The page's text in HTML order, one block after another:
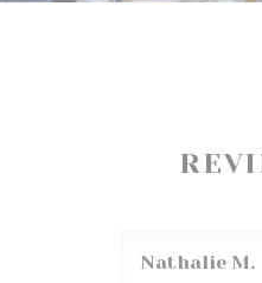
Nathalie M